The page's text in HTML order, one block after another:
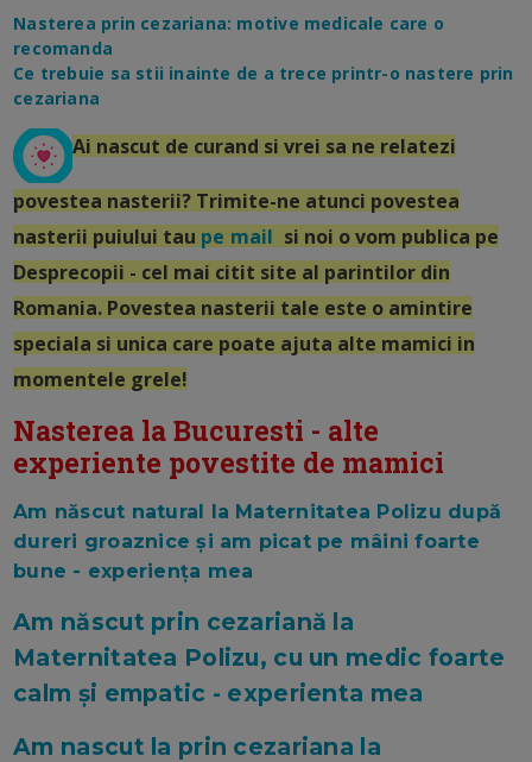
Nasterea prin cezariana: motive medicale care o
recomanda
Ce trebuie sa stii inainte de a trece printr-o nastere prin
cezariana
Ai nascut de curand si vrei sa ne relatezi
povestea nasterii? Trimite-ne atunci povestea
nasterii puiului tau pe mail si noi o vom publica pe
Desprecopii - cel mai citit site al parintilor din
Romania. Povestea nasterii tale este o amintire
speciala si unica care poate ajuta alte mamici in
momentele grele!
Nasterea la Bucuresti - alte
experiente povestite de mamici
Am născut natural la Maternitatea Polizu după
dureri groaznice și am picat pe mâini foarte
bune - experiența mea
Am născut prin cezariană la
Maternitatea Polizu, cu un medic foarte
calm și empatic - experienta mea
Am nascut la prin cezariana la